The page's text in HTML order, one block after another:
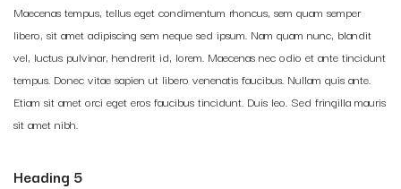
Maecenas tempus, tellus eget condimentum rhoncus, sem quam semper
libero, sit amet adipiscing sem neque sed ipsum. Nam quam nunc, blandit
vel, luctus pulvinar, hendrerit id, lorem. Maecenas nec odio et ante tincidunt
tempus. Donec vitae sapien ut libero venenatis faucibus. Nullam quis ante.
Etiam sit amet orci eget eros faucibus tincidunt. Duis leo. Sed fringilla mauris
sit amet nibh.
Heading 5